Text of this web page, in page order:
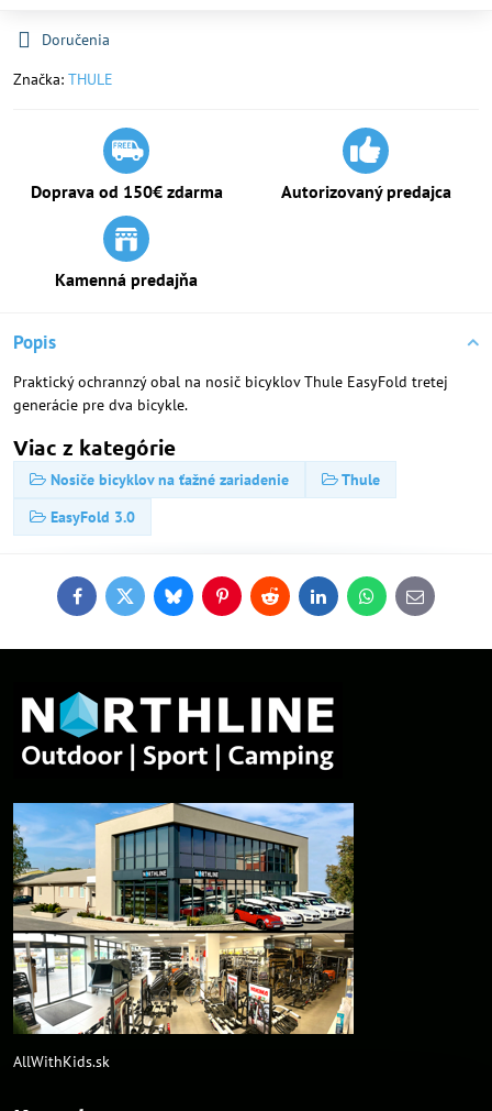
Doručenia
Značka: THULE
Doprava od 150€ zdarma Autorizovaný predajca
Kamenná predajňa
Popis
Praktický ochrannzý obal na nosič bicyklov Thule EasyFold tretej
generácie pre dva bicykle.
Viac z kategórie
Nosiče bicyklov na ťažné zariadenie
Thule
EasyFold 3.0
FacebookTwitterBlueskyPinterestReddit LinkedInWhatsApp
E-
mail
AllWithKids.sk